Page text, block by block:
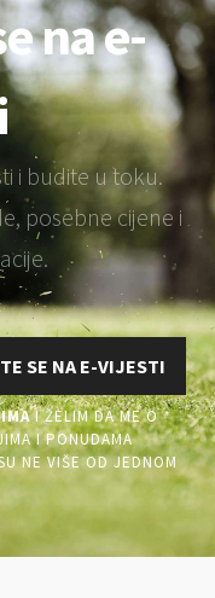
na e-
i budite u toku.
posebne cijene i
SE NA E-VIJESTI
I ŽELIM DA ME O
I PONUDAMA
NE VIŠE OD JEDNOM